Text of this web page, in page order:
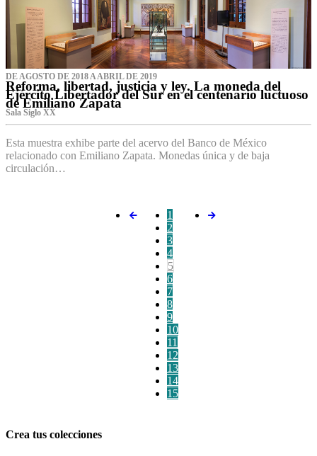
DE AGOSTO DE 2018 A ABRIL DE 2019
Reforma, libertad, justicia y ley. La moneda del
Ejército Libertador del Sur en el centenario luctuoso
de Emiliano Zapata
Sala Siglo XX
Esta muestra exhibe parte del acervo del Banco de México
relacionado con Emiliano Zapata. Monedas única y de baja
circulación…
1
2
3
4
5
6
7
8
9
10
11
12
13
14
15
Crea tus colecciones